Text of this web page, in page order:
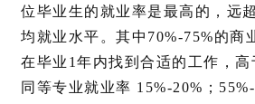
位毕业生的就业率是最高的，远
均就业水平。 其中70%-75%的商
在毕业1年内找到合适的工作，高
同等专业就业率 15%-20%；